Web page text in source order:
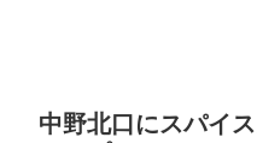
中野北口にスパイ